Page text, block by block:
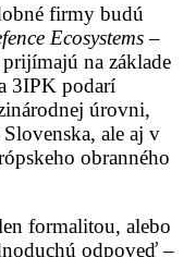
firmy budú
Ecosystems–
na základe
3IPK podarí
úrovni,
ale aj v
obranného
formalitou, alebo
odpoveď –